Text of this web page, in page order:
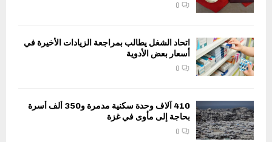
0
اتحاد الشغل يطالب بمراجعة الزيادات الأخيرة في
أسعار بعض الأدوية
0
410 آلاف وحدة سكنية مدمرة و350 ألف أسرة
بحاجة إلى مأوى في غزة
0